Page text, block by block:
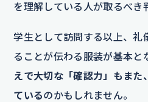
を理解している人が取るべき
学生として訪問する以上、礼
ることが伝わる服装が基本と
えで大切な「確認力」もまた
ているのかもしれません。